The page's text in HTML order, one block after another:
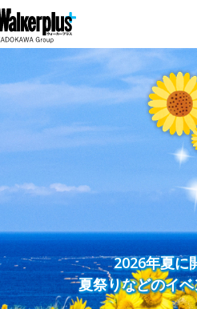
2026年夏に
夏祭りなどのイ